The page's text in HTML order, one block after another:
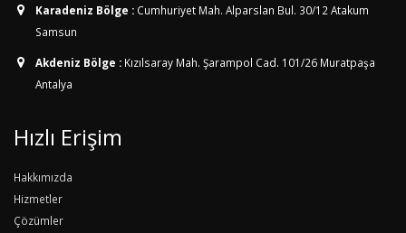
Karadeniz Bölge : Cumhuriyet Mah. Alparslan Bul. 30/12 Atakum
Samsun
Akdeniz Bölge : Kızılsaray Mah. Şarampol Cad. 101/26 Muratpaşa
Antalya
Hızlı Erişim
Hakkımızda
Hizmetler
Çözümler